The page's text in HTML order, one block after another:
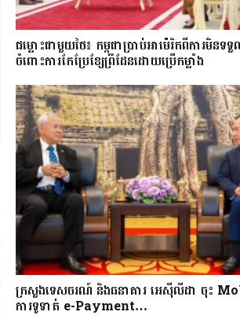
ជម្លោះជាមួយថៃ៖ កម្ពុជាប្រាប់អាម៉េរិកពីការមិនទ
ចំពោះការកែប្រែខ្សែព្រំដែនដោយប្រើកម្លាំង
ក្រសួងទេសចរណ៍ និងធនាគារ អេស៊ីលីដា ចុះ
ការទូទាត់ e-Payment…